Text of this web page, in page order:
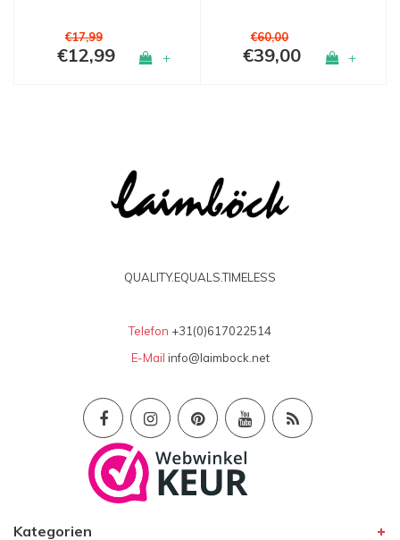
€17,99
€12,99 +
€60,00
€39,00 +
QUALITY.EQUALS.TIMELESS
Telefon +31(0)617022514
E-Mail info@laimbock.net
Kategorien